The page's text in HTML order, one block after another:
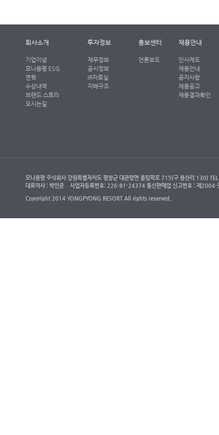
회사소개
기업이념
모나용평 ESG
연혁
수상내역
브랜드 스토리
오시는길
투자정보
재무정보
공시정보
IR자료실
지배구조
홍보센터
언론보도
채용안내
인사제도
채용안내
공지사항
채용공고
채용결과확인
모나용평 주식회사 강원특별자치도 평창군 대관령면 올림픽로 715(구 용산리
대표이사 : 박인준
사업자등록번호: 226-81-24374 통신판매업 신고번호 : 제2004-
Copyright 2014 YONGPYONG RESORT All rights reserved.